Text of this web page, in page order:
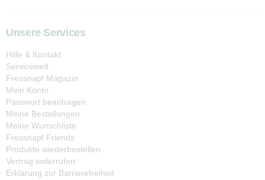
Unsere Services
Hilfe & Kontakt
Servicewelt
Fressnapf Magazin
Mein Konto
Passwort beantragen
Meine Bestellungen
Meine Wunschliste
Fressnapf Friends
Produkte wiederbestellen
Vertrag widerrufen
Erklärung zur Barrierefreiheit